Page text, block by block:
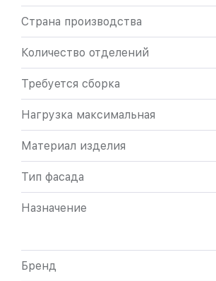
Страна производства
Количество отделений
Требуется сборка
Нагрузка максимальная
Материал изделия
Тип фасада
Назначение
Бренд